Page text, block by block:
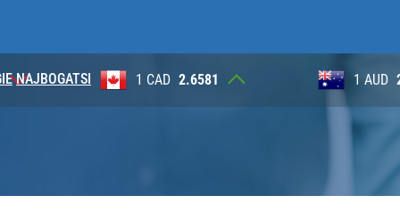
NAJBOGATSI 1 AUD 2.6230 100